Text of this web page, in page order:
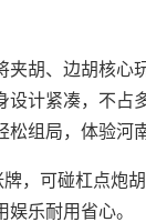
夹胡、边胡核心
计紧凑，不占
组局，体验河
，可碰杠点炮胡
乐耐用省心。